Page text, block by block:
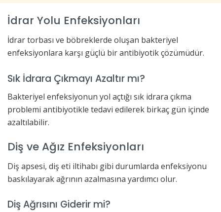
İdrar Yolu Enfeksiyonları
İdrar torbası ve böbreklerde oluşan bakteriyel
enfeksiyonlara karşı güçlü bir antibiyotik çözümüdür.
Sık İdrara Çıkmayı Azaltır mı?
Bakteriyel enfeksiyonun yol açtığı sık idrara çıkma
problemi antibiyotikle tedavi edilerek birkaç gün içinde
azaltılabilir.
Diş ve Ağız Enfeksiyonları
Diş apsesi, diş eti iltihabı gibi durumlarda enfeksiyonu
baskılayarak ağrının azalmasına yardımcı olur.
Diş Ağrısını Giderir mi?